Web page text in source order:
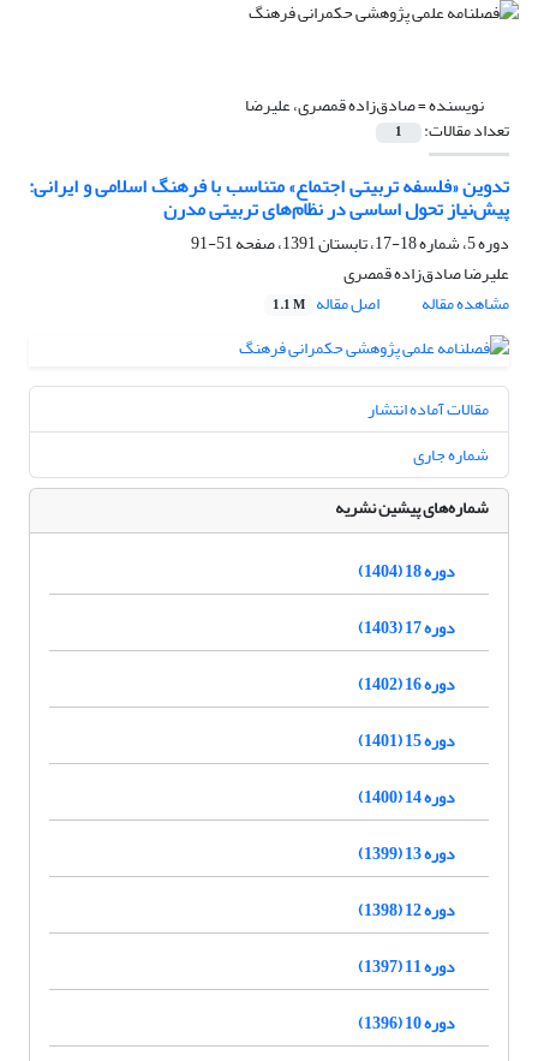
نویسنده =صادق‌زاده قمصری، علیرضا
تعداد مقالات: 1
تدوین «فلسفه تربیتی اجتماع»‌ متناسب با فرهنگ اسلامی و ایرانی:
پیش‌نیاز تحول اساسی در نظام‌های تربیتی مدرن
دوره 5، شماره 18-17، تابستان 1391، صفحه
51-91
علیرضا صادق‌زاده قمصری
مشاهده مقاله
اصل مقاله 1.1 M
مقالات آماده انتشار
شماره جاری
شماره‌های پیشین نشریه
دوره 18 (1404)
دوره 17 (1403)
دوره 16 (1402)
دوره 15 (1401)
دوره 14 (1400)
دوره 13 (1399)
دوره 12 (1398)
دوره 11 (1397)
دوره 10 (1396)